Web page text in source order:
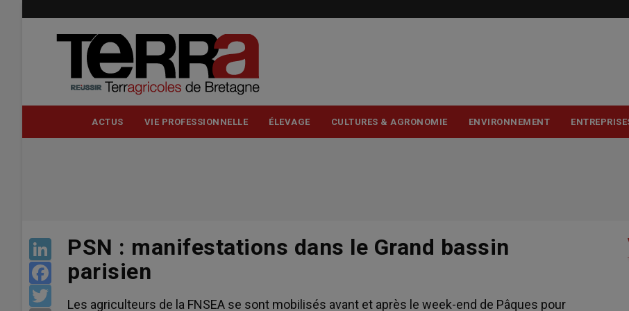
contenu
ACTUS VIE PROFESSIONNELLE ÉLEVAGE CULTURES & AGRONOMIE ENVIRONNEMENT
LinkedIn
Facebook
PSN : manifestations dans le Grand bassin
parisien
Les agriculteurs de la FNSEA se sont mobilisés avant et après le week-end de Pâques pour